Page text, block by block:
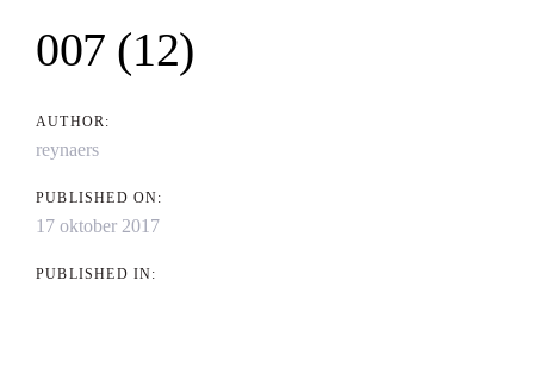
007 (12)
AUTHOR:
reynaers
PUBLISHED ON:
17 oktober 2017
PUBLISHED IN:
navigation